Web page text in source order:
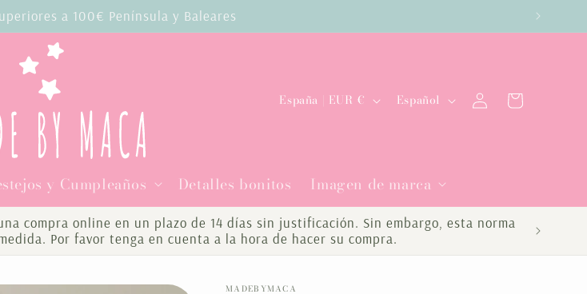
a 100€ Península y Baleares
y Cumpleaños Detalles bonitos Imagen de marca
P
s
/
r
e
España | EUR €
o
m
a
Español
Iniciar
sesión
Carrito
compra online en un plazo de 14 días sin justificación. Sin embargo, esta norma
Por favor tenga en cuenta a la hora de hacer su compra.
MADEBYMACA